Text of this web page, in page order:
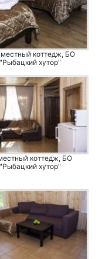
коттедж, БО
"Рыбацкий хутор"
коттедж, БО
"Рыбацкий хутор"